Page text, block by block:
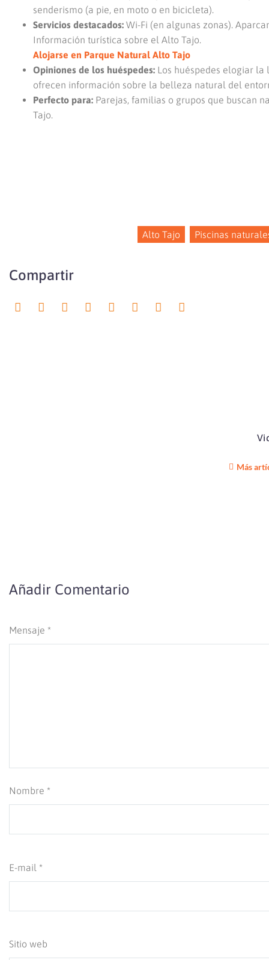
senderismo (a pie, en moto o en bicicleta).
Servicios destacados: Wi-Fi (en algunas zonas).
Información turística sobre el Alto Tajo.
Alojarse en Parque Natural Alto Tajo
Opiniones de los huéspedes: Los huéspedes elogiar
ofrecen información sobre la belleza natural del
Perfecto para: Parejas, familias o grupos que buscan
Tajo.
Alto Tajo Piscinas
Compartir
Más
Añadir Comentario
Mensaje *
Nombre *
E-mail *
Sitio web